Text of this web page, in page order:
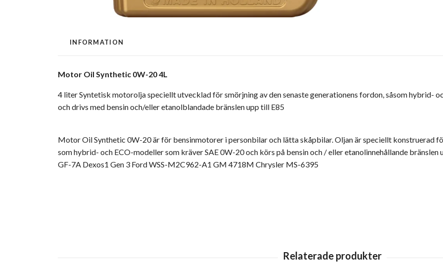
INFORMATION
Motor Oil Synthetic 0W-20 4L
4 liter Syntetisk motorolja speciellt utvecklad för smörjning av den senaste generationens fordon, såsom hybrid-
och drivs med bensin och/eller etanolblandade bränslen upp till E85
Motor Oil Synthetic 0W-20 är för bensinmotorer i personbilar och lätta skåpbilar. Oljan är speciellt konstruerad
som hybrid- och ECO-modeller som kräver SAE 0W-20 och körs på bensin och / eller etanolinnehållande bränslen
GF-7A Dexos1 Gen 3 Ford WSS-M2C962-A1 GM 4718M Chrysler MS-6395